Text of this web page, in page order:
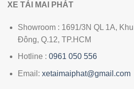
XE TẢI MAI PHÁT
Showroom : 1691/3N QL 1A,
Đông, Q.12, TP.HCM
Hotline : 0961 050 556
Email: xetaimaiphat@gmail.com